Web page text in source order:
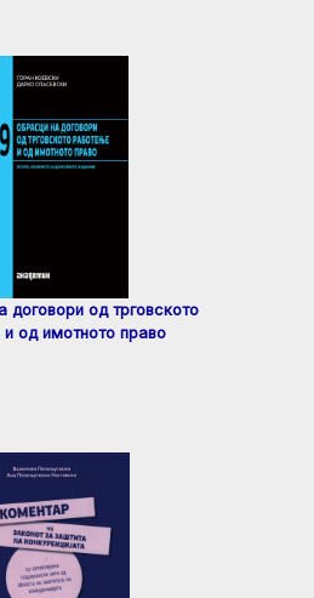
договори од трговското
од имотното право